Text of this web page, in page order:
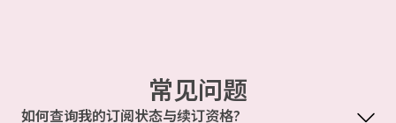
常见问题
如何查询我的订阅状态与续订资格?